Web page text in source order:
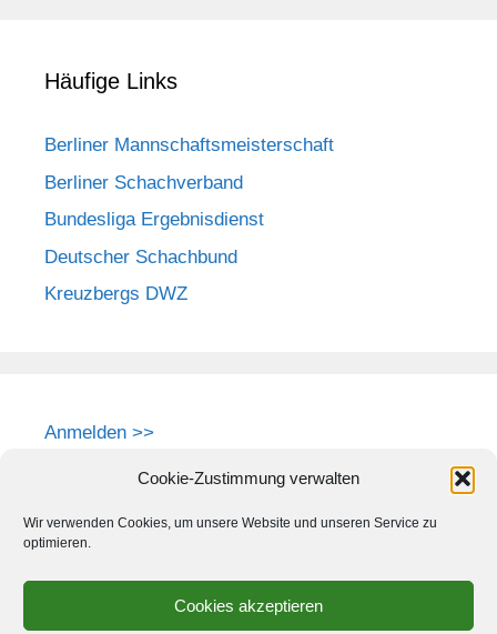
Cookie-Zustimmung verwalten
Wir verwenden Cookies, um unsere Website und unseren Service zu
optimieren.
Cookies akzeptieren
Häufige Links
Berliner Mannschaftsmeisterschaft
Berliner Schachverband
Bundesliga Ergebnisdienst
Deutscher Schachbund
Kreuzbergs DWZ
Anmelden >>